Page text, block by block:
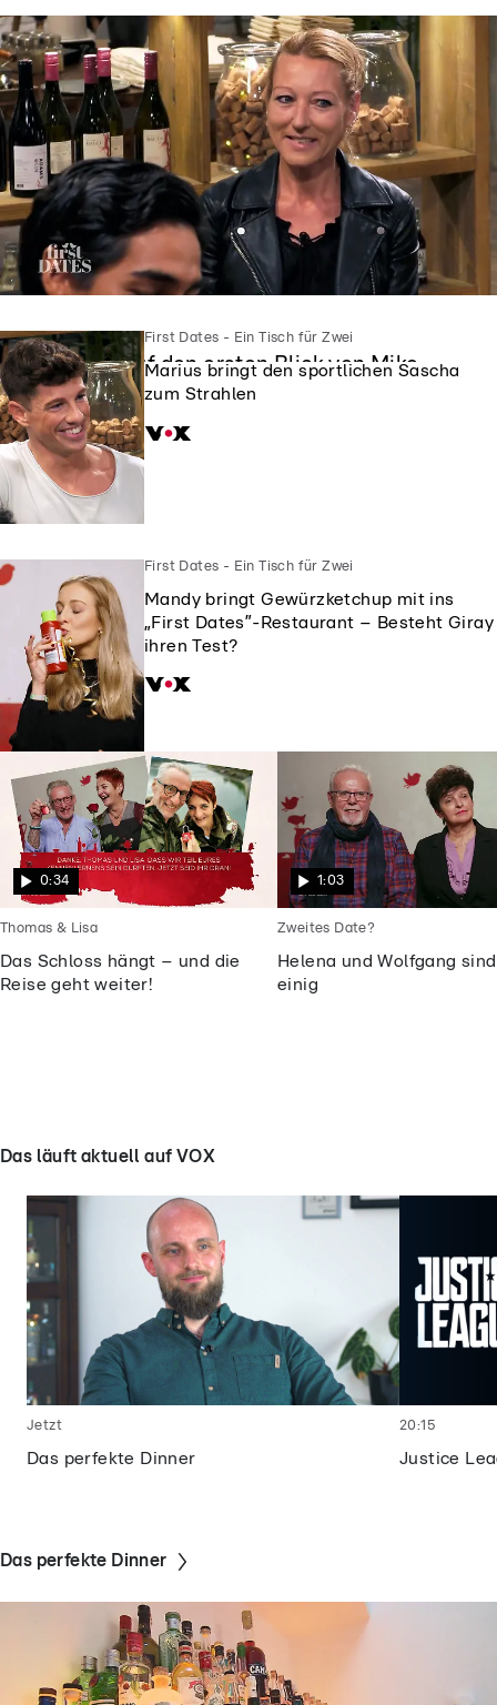
First Dates - Ein Tisch für Zwei
Siggi ist auf den ersten Blick von Mike
geflasht
First Dates - Ein Tisch für Zwei
Marius bringt den sportlichen Sascha
zum Strahlen
First Dates - Ein Tisch für Zwei
Mandy bringt Gewürzketchup mit ins
„First Dates”-Restaurant – Besteht Giray
ihren Test?
0:34
Das Schloss hängt – und die
Reise geht weiter!
Thomas & Lisa
1:03
Helena und Wolfgang
einig
Zweites Date?
Das läuft aktuell auf VOX
Das perfekte Dinner
Jetzt
Justice
20:15
Das perfekte Dinner